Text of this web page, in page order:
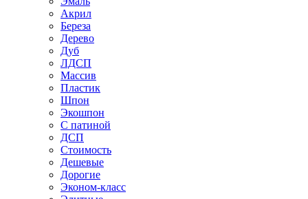
Акрил
Береза
Дерево
Дуб
ЛДСП
Массив
Пластик
Шпон
Экошпон
С патиной
ДСП
Стоимость
Дешевые
Дорогие
Эконом-класс